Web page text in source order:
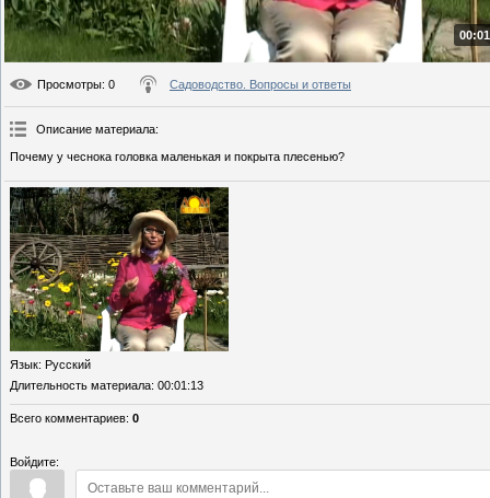
Просмотры: 0 Садоводство. Вопросы и ответы
Описание материала:
Почему у чеснока головка маленькая и покрыта плесенью?
Язык: Русский
Длительность материала: 00:01:13
Всего комментариев: 0
Войдите: